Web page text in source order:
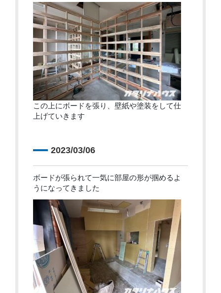
この上にボードを張り、壁紙や塗装をして仕
上げていきます
2023/03/06
ボードが張られて一気に部屋の形が掴めるよ
うになってきました